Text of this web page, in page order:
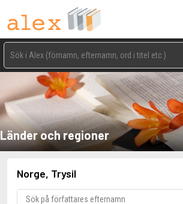
Länder och regioner
Norge, Trysil